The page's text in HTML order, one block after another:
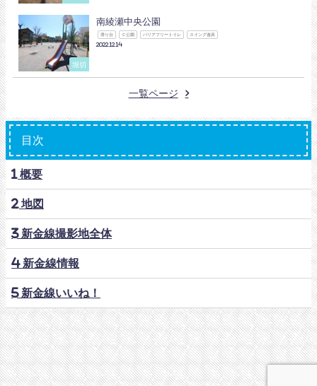
堀切
南綾瀬中央公園
滑り台 Ｃ公園 バリアフリートイレ スイング遊具
2022.12.14
一覧ページ
目次
1 概要
2 地図
3 新金線撮影地全体
4 新金線情報
5 新金線いいね！